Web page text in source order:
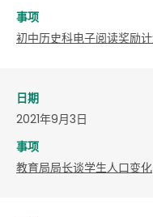
事项
初中历史科电子阅读奖励
日期
2021年9月3日
事项
​教育局局长谈学生人口变化